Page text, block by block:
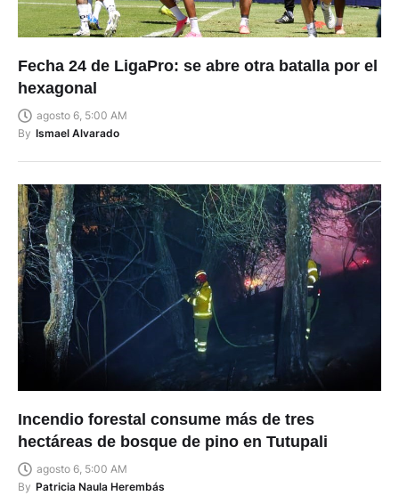
Fecha 24 de LigaPro: se abre otra batalla por el
hexagonal
agosto 6, 5:00 AM
By Ismael Alvarado
Incendio forestal consume más de tres
hectáreas de bosque de pino en Tutupali
agosto 6, 5:00 AM
By Patricia Naula Herembás